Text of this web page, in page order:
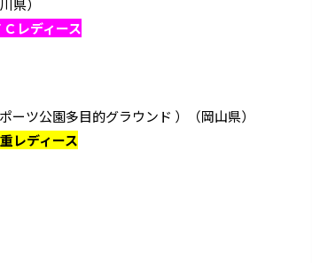
レディース
ーツ公園多目的グラウンド ）（岡山県）
レディース